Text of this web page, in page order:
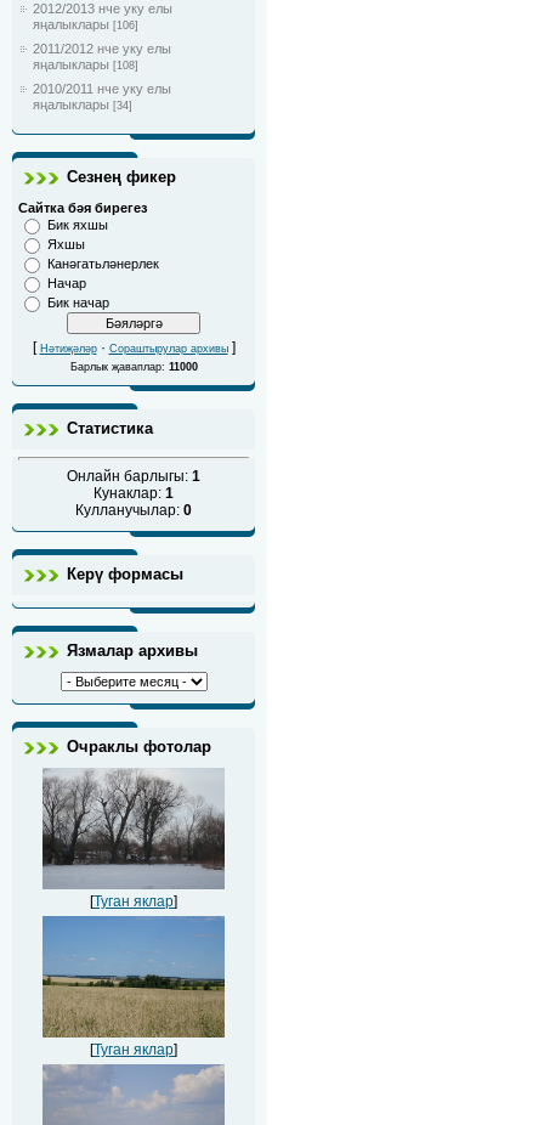
2012/2013 нче уку елы
яңалыклары [106]
2011/2012 нче уку елы
яңалыклары [108]
2010/2011 нче уку елы
яңалыклары [34]
Сезнең фикер
Сайтка бәя бирегез
Бик яхшы
Яхшы
Канәгатьләнерлек
Начар
Бик начар
[ Нәтиҗәләр· Сораштырулар архивы]
Барлык җаваплар: 11000
Статистика
Онлайн барлыгы: 1
Кунаклар: 1
Кулланучылар: 0
Керү формасы
Язмалар архивы
Очраклы фотолар
[Туган яклар]
[Туган яклар]